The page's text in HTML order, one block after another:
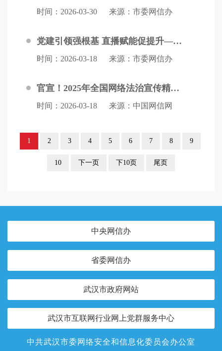
时间：2026-03-30 来源：市委网信办
党建引领强根基 直播赋能促提升——武汉市网络直播企业党组织书记培训重点班成功举办
时间：2026-03-18 来源：市委网信办
官宣！2025年全国网络法治宣传精品案例、优秀案例正式发布！
时间：2026-03-18 来源：中国网信网
1 2 3 4 5 6 7 8 9
10 下一页 下10页 尾页
中央网信办
省委网信办
武汉市政府网站
武汉市互联网行业网上党群服务中心
中共武汉市委网络安全和信息化委员会办公室